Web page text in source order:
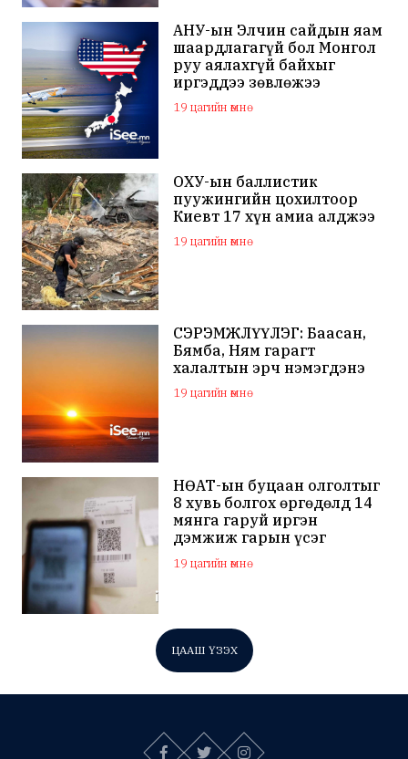
АНУ-ын Элчин сайдын яам
шаардлагагүй бол Монгол
руу аялахгүй байхыг
иргэддээ зөвлөжээ
19 цагийн өмнө
ОХУ-ын баллистик
пуужингийн цохилтоор
Киевт 17 хүн амиа алджээ
19 цагийн өмнө
СЭРЭМЖЛҮҮЛЭГ: Баасан,
Бямба, Ням гарагт
халалтын эрч нэмэгдэнэ
19 цагийн өмнө
НӨАТ-ын буцаан олголтыг
8 хувь болгох өргөдөлд 14
мянга гаруй иргэн
дэмжиж гарын үсэг
зуржээ
19 цагийн өмнө
ЦААШ ҮЗЭХ